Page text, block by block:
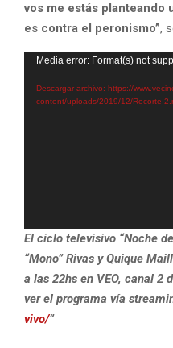
vos me estás planteando
es contra el peronismo”,
o
d
e
v
Media error: Format(s) not
Descargar archivo: https://
content/uploads/2019/12/Recorte-
El ciclo televisivo “Noche
“Mono” Rivas y Quique
a las 22hs en VEO, canal 2
ver el programa vía
vivo/”